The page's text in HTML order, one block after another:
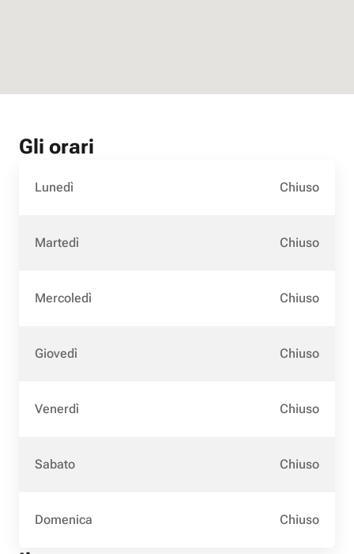
Gli orari
Lunedì Chiuso
Martedì Chiuso
Mercoledì Chiuso
Giovedì Chiuso
Venerdì Chiuso
Sabato Chiuso
Domenica Chiuso